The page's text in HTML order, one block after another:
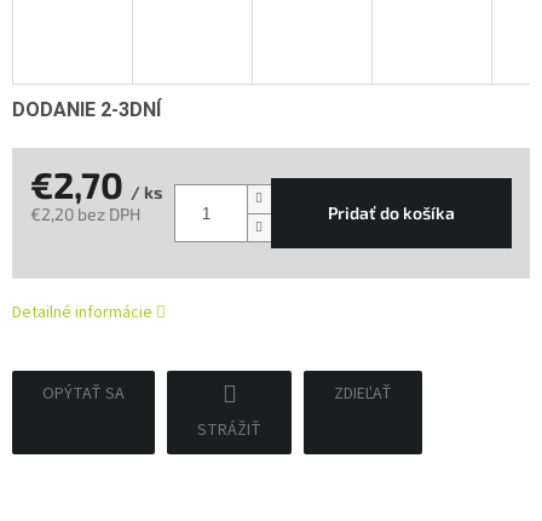
DODANIE 2-3DNÍ
€2,70 / ks
€2,20 bez DPH
Pridať do košíka
Detailné informácie
OPÝTAŤ SA
STRÁŽIŤ
ZDIEĽAŤ